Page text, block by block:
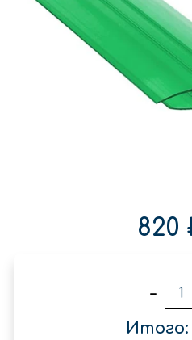
820
-
Итого: